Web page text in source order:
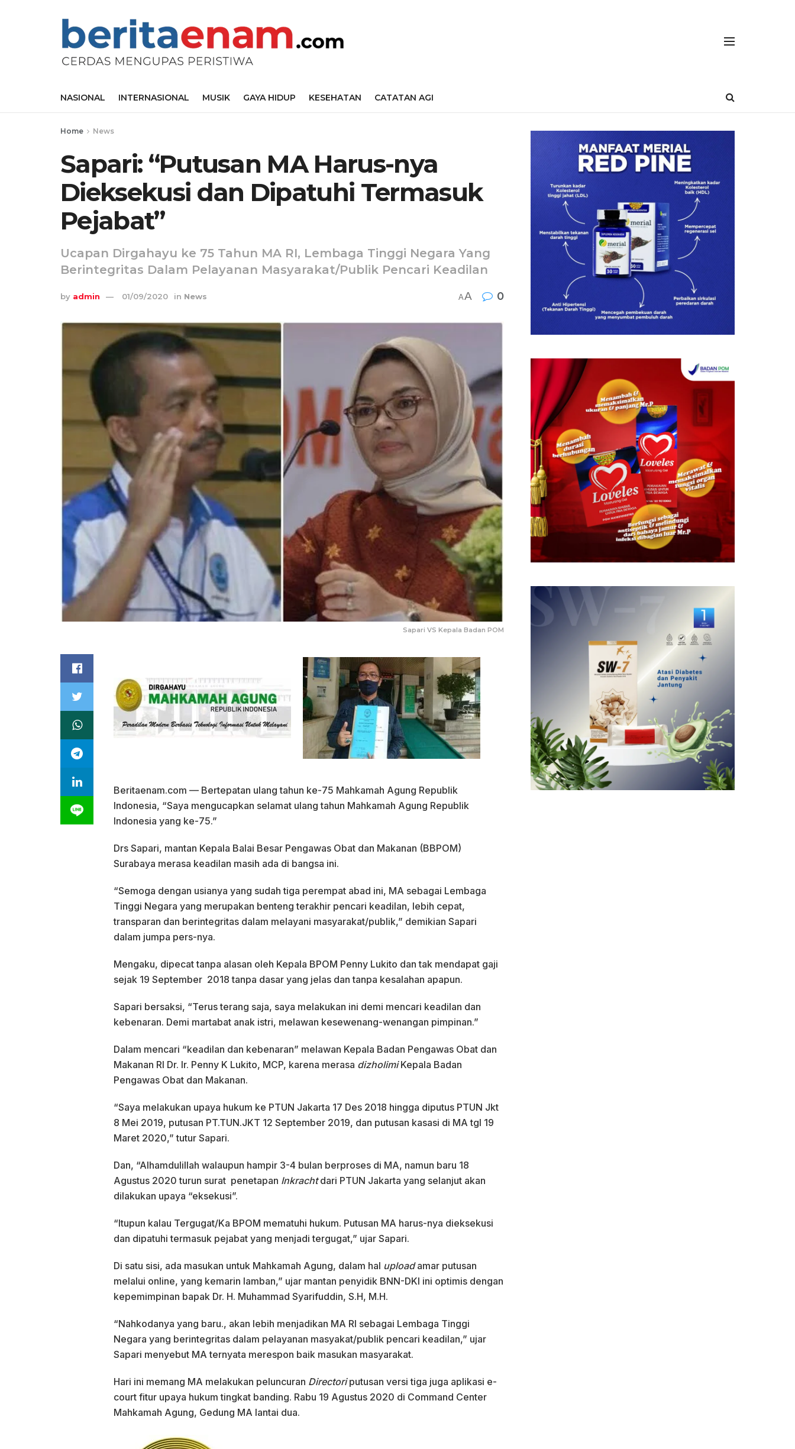
NASIONAL INTERNASIONAL MUSIK GAYA HIDUP KESEHATAN CATATAN AGI
Home News
Sapari: “Putusan MA Harus-nya
Dieksekusi dan Dipatuhi Termasuk
Pejabat”
Ucapan Dirgahayu ke 75 Tahun MA RI, Lembaga Tinggi Negara Yang
Berintegritas Dalam Pelayanan Masyarakat/Publik Pencari Keadilan
by admin 01/09/2020 in News AA 0
Sapari VS Kepala Badan POM
Beritaenam.com — Bertepatan ulang tahun ke-75 Mahkamah Agung Republik
Indonesia, “Saya mengucapkan selamat ulang tahun Mahkamah Agung Republik
Indonesia yang ke-75.”
Drs Sapari, mantan Kepala Balai Besar Pengawas Obat dan Makanan (BBPOM)
Surabaya merasa keadilan masih ada di bangsa ini.
“Semoga dengan usianya yang sudah tiga perempat abad ini, MA sebagai Lembaga
Tinggi Negara yang merupakan benteng terakhir pencari keadilan, lebih cepat,
transparan dan berintegritas dalam melayani masyarakat/publik,” demikian Sapari
dalam jumpa pers-nya.
Mengaku, dipecat tanpa alasan oleh Kepala BPOM Penny Lukito dan tak mendapat gaji
sejak 19 September 2018 tanpa dasar yang jelas dan tanpa kesalahan apapun.
Sapari bersaksi, “Terus terang saja, saya melakukan ini demi mencari keadilan dan
kebenaran. Demi martabat anak istri, melawan kesewenang-wenangan pimpinan.”
Dalam mencari “keadilan dan kebenaran” melawan Kepala Badan Pengawas Obat dan
Makanan RI Dr. Ir. Penny K Lukito, MCP, karena merasa dizholimiKepala Badan
Pengawas Obat dan Makanan.
“Saya melakukan upaya hukum ke PTUN Jakarta 17 Des 2018 hingga diputus PTUN Jkt
8 Mei 2019, putusan PT.TUN.JKT 12 September 2019, dan putusan kasasi di MA tgl 19
Maret 2020,” tutur Sapari.
Dan, “Alhamdulillah walaupun hampir 3-4 bulan berproses di MA, namun baru 18
Agustus 2020 turun surat penetapan Inkrachtdari PTUN Jakarta yang selanjut akan
dilakukan upaya “eksekusi”.
“Itupun kalau Tergugat/Ka BPOM mematuhi hukum. Putusan MA harus-nya dieksekusi
dan dipatuhi termasuk pejabat yang menjadi tergugat,” ujar Sapari.
Di satu sisi, ada masukan untuk Mahkamah Agung, dalam hal uploadamar putusan
melalui online, yang kemarin lamban,” ujar mantan penyidik BNN-DKI ini optimis dengan
kepemimpinan bapak Dr. H. Muhammad Syarifuddin, S.H, M.H.
“Nahkodanya yang baru., akan lebih menjadikan MA RI sebagai Lembaga Tinggi
Negara yang berintegritas dalam pelayanan masyakat/publik pencari keadilan,” ujar
Sapari menyebut MA ternyata merespon baik masukan masyarakat.
Hari ini memang MA melakukan peluncuran Directoriputusan versi tiga juga aplikasi e-
court fitur upaya hukum tingkat banding. Rabu 19 Agustus 2020 di Command Center
Mahkamah Agung, Gedung MA lantai dua.